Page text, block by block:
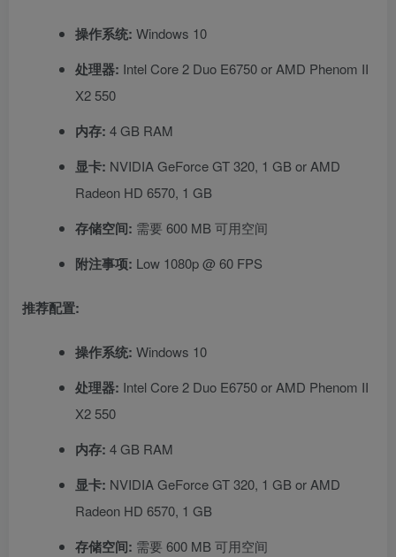
操作系统: Windows 10
处理器: Intel Core 2 Duo E6750 or AMD Phenom II
X2 550
内存: 4 GB RAM
显卡: NVIDIA GeForce GT 320, 1 GB or AMD
Radeon HD 6570, 1 GB
存储空间: 需要 600 MB 可用空间
附注事项: Low 1080p @ 60 FPS
推荐配置:
操作系统: Windows 10
处理器: Intel Core 2 Duo E6750 or AMD Phenom II
X2 550
内存: 4 GB RAM
显卡: NVIDIA GeForce GT 320, 1 GB or AMD
Radeon HD 6570, 1 GB
存储空间: 需要 600 MB 可用空间